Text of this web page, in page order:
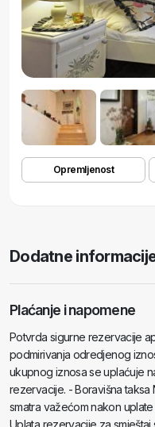
Opremljenost
Dodatne
Plaćanje i napomene
Potvrda sigurne rezervacije
podmirivanja odredjenog
ukupnog iznosa se uplaćuje
rezervacije. - Boravišna taksa
smatra važećom nakon
Uplata rezervacije za